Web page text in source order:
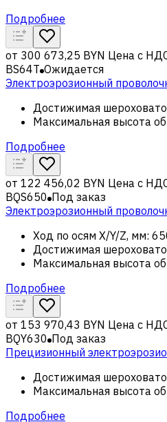
Подробнее
от 300 673,25 BYN Цена с
BS64T Ожидается
Электроэрозионный
Достижимая
Максимальная высота
Подробнее
от 122 456,02 BYN Цена с
BQS650 Под заказ
Электроэрозионный
Ход по осям X/Y/Z, мм:
Достижимая
Максимальная высота
Подробнее
от 153 970,43 BYN Цена с
BQY630 Под заказ
Прецизионный
Достижимая
Максимальная высота
Подробнее